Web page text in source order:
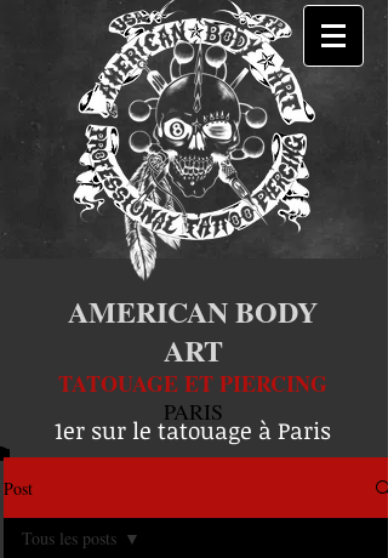
AMERICAN BODY
ART
TATOUAGE ET PIERCING
PARIS
1er sur le tatouage à Paris
Post
Tous les posts